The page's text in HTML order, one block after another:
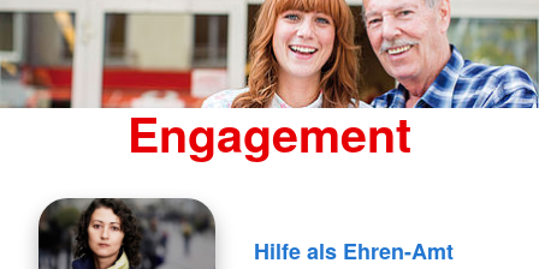
Engagement
Hilfe als Ehren-Amt